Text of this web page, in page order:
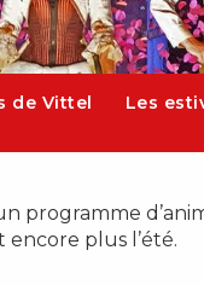
de Vittel Les
programme
plus l’été.